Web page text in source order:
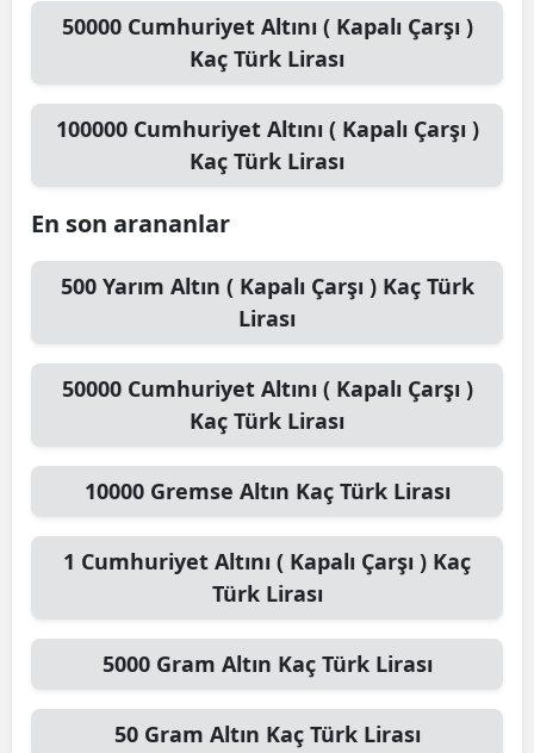
50000 Cumhuriyet Altını ( Kapalı Çarşı )
Kaç Türk Lirası
100000 Cumhuriyet Altını ( Kapalı Çarşı )
Kaç Türk Lirası
En son arananlar
500 Yarım Altın ( Kapalı Çarşı )Kaç Türk
Lirası
50000 Cumhuriyet Altını ( Kapalı Çarşı )
Kaç Türk Lirası
10000 Gremse Altın Kaç Türk Lirası
1 Cumhuriyet Altını ( Kapalı Çarşı ) Kaç
Türk Lirası
5000 Gram Altın Kaç Türk Lirası
50 Gram Altın Kaç Türk Lirası